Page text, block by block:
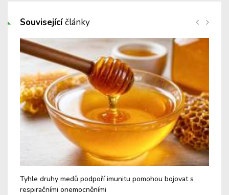
Souvisejícíčlánky
Tyhle druhy medů podpoří imunitu pomohou bojovat s
respiračními onemocněními